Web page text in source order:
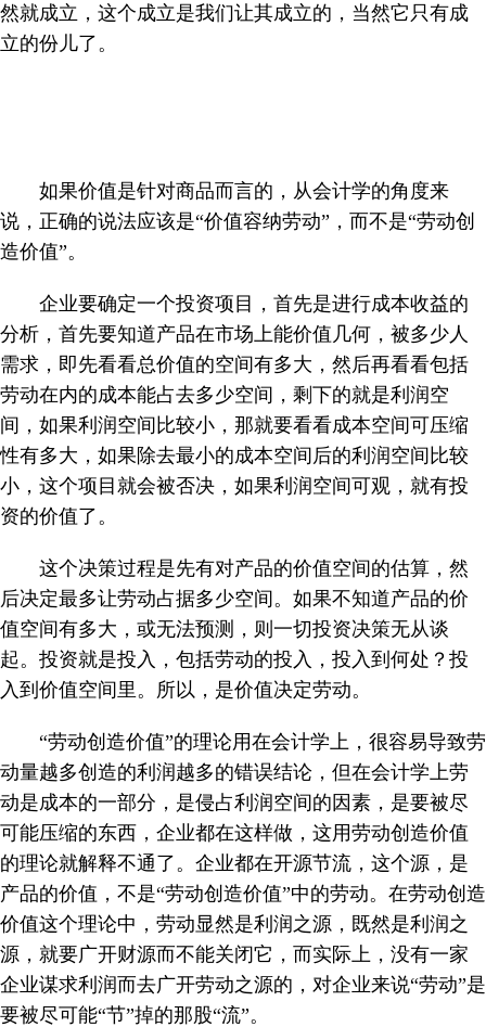
然就成立，这个成立是我们让其成立的，当然它只有成
立的份儿了。
如果价值是针对商品而言的，从会计学的角度来
说，正确的说法应该是“价值容纳劳动”，而不是“劳动创
造价值”。
企业要确定一个投资项目，首先是进行成本收益的
分析，首先要知道产品在市场上能价值几何，被多少人
需求，即先看看总价值的空间有多大，然后再看看包括
劳动在内的成本能占去多少空间，剩下的就是利润空
间，如果利润空间比较小，那就要看看成本空间可压缩
性有多大，如果除去最小的成本空间后的利润空间比较
小，这个项目就会被否决，如果利润空间可观，就有投
资的价值了。
这个决策过程是先有对产品的价值空间的估算，然
后决定最多让劳动占据多少空间。如果不知道产品的价
值空间有多大，或无法预测，则一切投资决策无从谈
起。投资就是投入，包括劳动的投入，投入到何处？投
入到价值空间里。所以，是价值决定劳动。
“劳动创造价值”的理论用在会计学上，很容易导致劳
动量越多创造的利润越多的错误结论，但在会计学上劳
动是成本的一部分，是侵占利润空间的因素，是要被尽
可能压缩的东西，企业都在这样做，这用劳动创造价值
的理论就解释不通了。企业都在开源节流，这个源，是
产品的价值，不是“劳动创造价值”中的劳动。在劳动创造
价值这个理论中，劳动显然是利润之源，既然是利润之
源，就要广开财源而不能关闭它，而实际上，没有一家
企业谋求利润而去广开劳动之源的，对企业来说“劳动”是
要被尽可能“节”掉的那股“流”。